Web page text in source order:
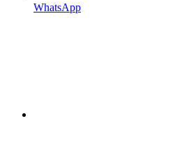
WhatsApp